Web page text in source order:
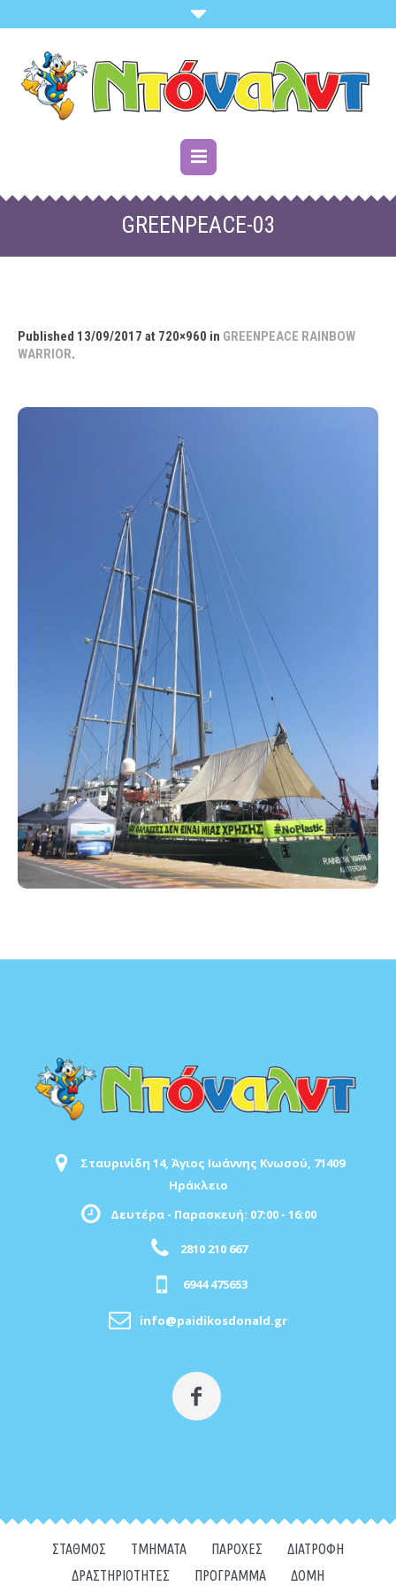
GREENPEACE-03
Published 13/09/2017 at 720×960 in GREENPEACE RAINBOW
WARRIOR.
Σταυρινίδη 14, Άγιος Ιωάννης Κνωσού, 71409
Ηράκλειο
Δευτέρα - Παρασκευή: 07:00 - 16:00
2810 210 667
6944 475653
info@paidikosdonald.gr
ΣΤΑΘΜΌΣ ΤΜΉΜΑΤΑ ΠΑΡΟΧΈΣ
ΔΙΑΤΡΟΦΉ
ΔΡΑΣΤΗΡΙΌΤΗΤΕΣ
ΠΡΌΓΡΑΜΜΑ ΔΟΜΉ